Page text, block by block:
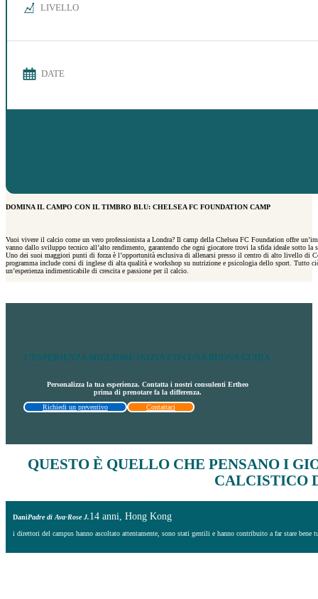
LIVELLO
DATE
DOMINA IL CAMPO CON IL TIMBRO BLU: CHELSEA FC FOUNDATION CAMP
Vuoi vivere il calcio come un vero professionista a Londra? Il camp della Chelsea FC Foundation offre
vanno dallo sviluppo tecnico all’alto rendimento, garantendo che ogni giocatore trovi la sfida ideale sotto
Uno dei suoi maggiori punti di forza è l’opportunità esclusiva di allenarsi presso il centro di alto livello di
programma include corsi di inglese di alta qualità e workshop su nutrizione e psicologia dello sport. Tutto
un’esperienza indimenticabile di crescita e passione per il calcio.
L’ESPERIENZA MIGLIORE INIZIA CON UNA BUONA GUIDA
Personalizza la tua esperienza. Contatta i nostri consulenti Ertheo
prima di prenotare fa la differenza.
Richiedi un preventivo
Contattaci
QUESTO È QUELLO CHE PENSANO I
CALCISTICO
DaniPadre di Ava-Rose J.14 anni, Hong Kong
i direttori del campus hanno ascoltato attentamente, sono stati gentili e hanno contribuito a far stare